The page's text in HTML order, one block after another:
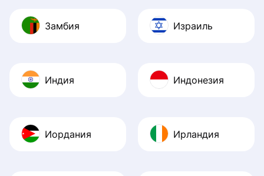
Замбия Израиль
Индия Индонезия
Иордания Ирландия